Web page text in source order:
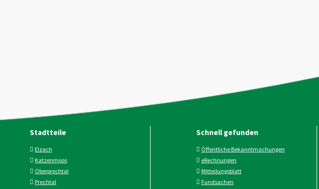
Stadtteile
Elzach
Katzenmoos
Oberprechtal
Prechtal
Schnell gefunden
Öffentliche Bekanntmachungen
eRechnungen
Mitteilungsblatt
Fundsachen